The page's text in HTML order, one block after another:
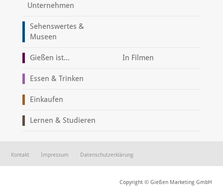
Unternehmen
Sehenswertes &
Museen
Gießen ist... In Filmen
Essen & Trinken
Einkaufen
Lernen & Studieren
Kontakt Impressum Datenschutzerklärung
Copyright © Gießen Marketing GmbH